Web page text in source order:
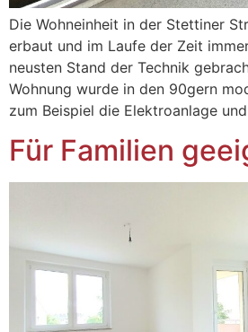
Die Wohneinheit in der Stettiner
erbaut und im Laufe der Zeit
neusten Stand der Technik
Wohnung wurde in den 90gern
zum Beispiel die Elektroanlage
Für Familien